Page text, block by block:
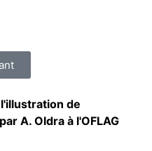
de
A. Oldra à l'OFLAG